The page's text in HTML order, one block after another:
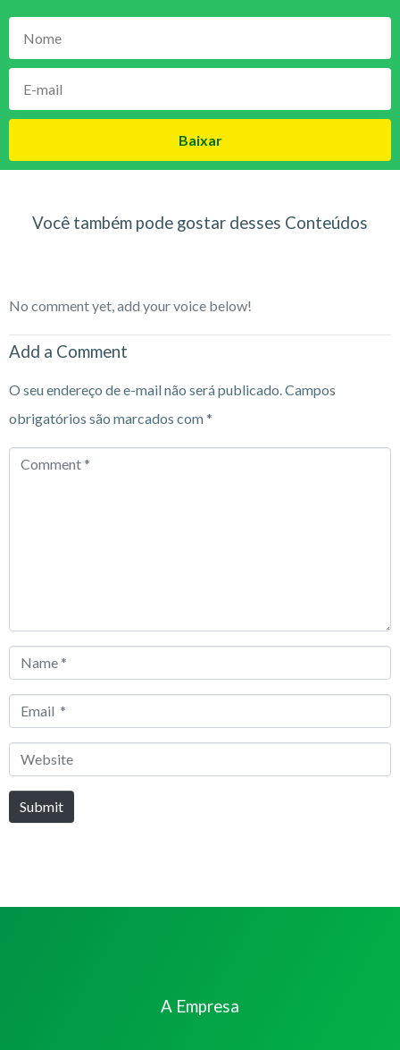
Baixar
Você também pode gostar desses Conteúdos
No comment yet, add your voice below!
Add a Comment
O seu endereço de e-mail não será publicado.Campos
obrigatórios são marcados com*
Comment
Name
Email
Website
Submit
A Empresa